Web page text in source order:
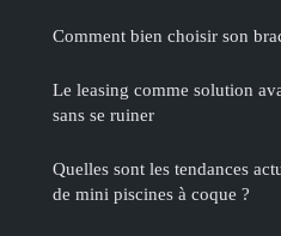
Comment bien choisir son
Le leasing comme solution
sans se ruiner
Quelles sont les tendances
de mini piscines à coque ?